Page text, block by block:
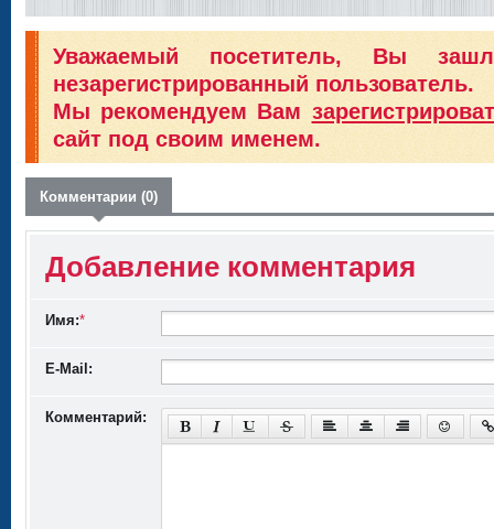
Уважаемый посетитель, Вы
незарегистрированный пользователь.
Мы рекомендуем Вам
сайт под своим именем.
Комментарии (0)
Добавление комментария
Имя:*
E-Mail:
Комментарий: